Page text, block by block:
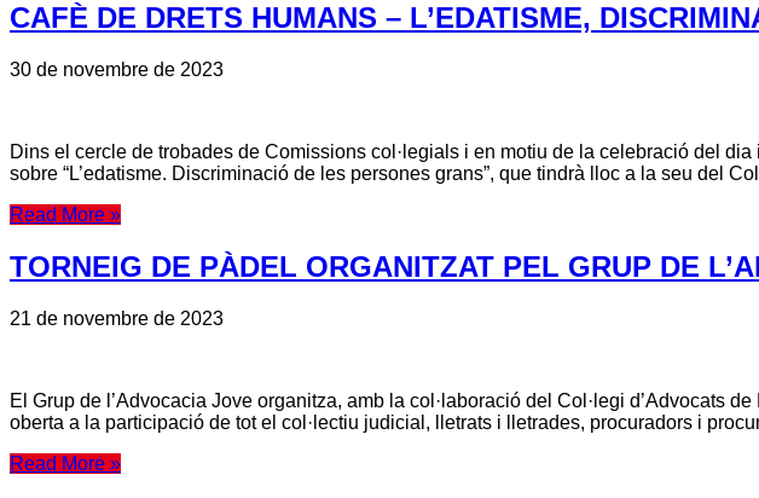
CAFÈ DE DRETS HUMANS – L’EDATISME,
30 de novembre de 2023
Dins el cercle de trobades de Comissions col·legials i en motiu de la celebració del
sobre “L’edatisme. Discriminació de les persones grans”, que tindrà lloc a la seu del
Read More »
TORNEIG DE PÀDEL ORGANITZAT PEL GRUP DE
21 de novembre de 2023
El Grup de l’Advocacia Jove organitza, amb la col·laboració del Col·legi d’Advocats
oberta a la participació de tot el col·lectiu judicial, lletrats i lletrades, procuradors i
Read More »